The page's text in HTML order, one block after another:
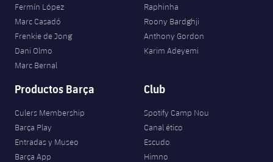
Fermín López
Marc Casadó
Frenkie de Jong
Dani Olmo
Marc Bernal
Raphinha
Roony Bardghji
Anthony Gordon
Karim Adeyemi
Productos Barça
Culers Membership
Barça Play
Entradas y Museo
Barça App
Club
Spotify Camp Nou
Canal ético
Escudo
Himno